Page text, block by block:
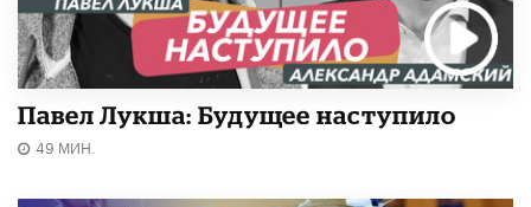
Павел Лукша: Будущее наступило
49 МИН.